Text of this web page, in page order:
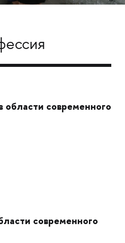
области современного
современного